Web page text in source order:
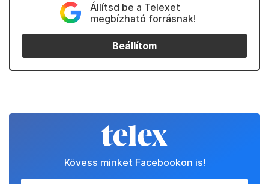
Állítsd be a Telexet
megbízható forrásnak!
Beállítom
Kövess minket Facebookon is!